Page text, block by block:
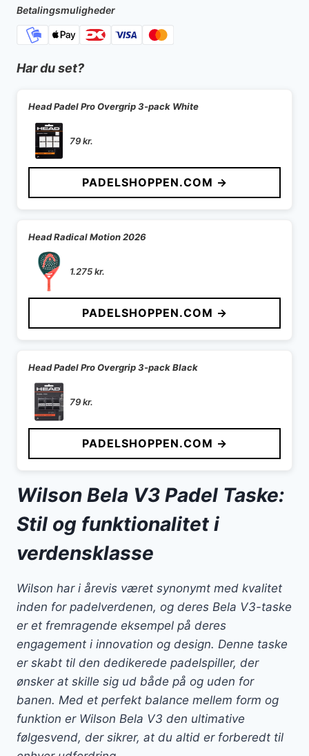
Betalingsmuligheder
Har du set?
Head Padel Pro Overgrip 3-pack White
79kr.
PADELSHOPPEN.COM →
Head Radical Motion 2026
1.275kr.
PADELSHOPPEN.COM →
Head Padel Pro Overgrip 3-pack Black
79kr.
PADELSHOPPEN.COM →
Wilson Bela V3 Padel Taske:
Stil og funktionalitet i
verdensklasse
Wilson har i årevis været synonymt med kvalitet
inden for padelverdenen, og deres Bela V3-taske
er et fremragende eksempel på deres
engagement i innovation og design. Denne taske
er skabt til den dedikerede padelspiller, der
ønsker at skille sig ud både på og uden for
banen. Med et perfekt balance mellem form og
funktion er Wilson Bela V3 den ultimative
følgesvend, der sikrer, at du altid er forberedt til